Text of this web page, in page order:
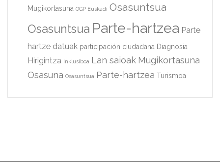
Mugikortasuna OGP Euskadi Osasuntsua
Osasuntsua Parte-hartzea Parte
hartze datuak participación ciudadana Diagnosia
Hirigintza Inklusiboa Lan saioak Mugikortasuna
Osasuna Osasuntsua Parte-hartzea Turismoa